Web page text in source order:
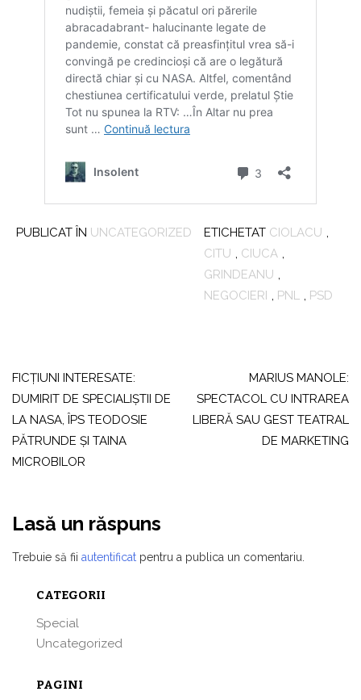
PUBLICAT ÎN UNCATEGORIZED ETICHETAT CIOLACU ,
CITU , CIUCA ,
GRINDEANU ,
NEGOCIERI , PNL , PSD
în
articole
FICŢIUNI INTERESATE:
DUMIRIT DE SPECIALIŞTII DE
LA NASA, ÎPS TEODOSIE
PĂTRUNDE ŞI TAINA
MICROBILOR
MARIUS MANOLE:
SPECTACOL CU INTRAREA
LIBERĂ SAU GEST TEATRAL
DE MARKETING
Lasă un răspuns
Trebuie să fii autentificat pentru a publica un comentariu.
CATEGORII
Special
Uncategorized
PAGINI